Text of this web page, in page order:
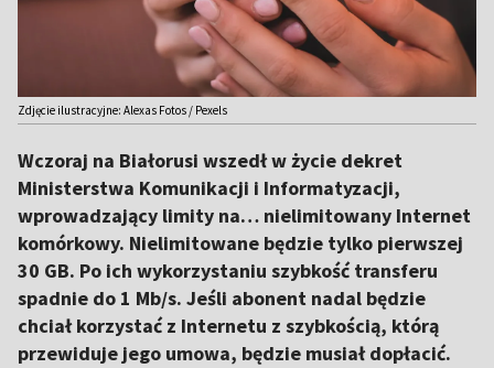
Zdjęcie ilustracyjne: Alexas Fotos / Pexels
Wczoraj na Białorusi wszedł w życie dekret
Ministerstwa Komunikacji i Informatyzacji,
wprowadzający limity na… nielimitowany Internet
komórkowy. Nielimitowane będzie tylko pierwszej
30 GB. Po ich wykorzystaniu szybkość transferu
spadnie do 1 Mb/s. Jeśli abonent nadal będzie
chciał korzystać z Internetu z szybkością, którą
przewiduje jego umowa, będzie musiał dopłacić.